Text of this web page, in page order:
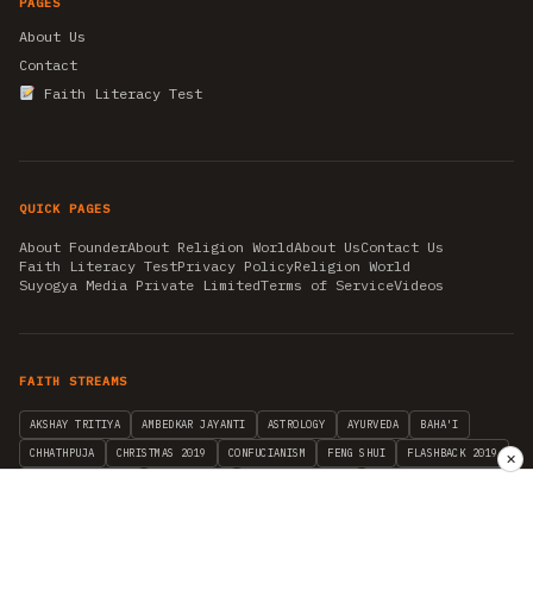
About Us
Contact
Faith Literacy Test
QUICK PAGES
About FounderAbout Religion WorldAbout UsContact Us
Faith Literacy TestPrivacy PolicyReligion World
Suyogya Media Private LimitedTerms of ServiceVideos
FAITH STREAMS
AKSHAY TRITIYA AMBEDKAR JAYANTI ASTROLOGY AYURVEDA BAHA'I
CHHATHPUJA CHRISTMAS 2019 CONFUCIANISM FENG SHUI FLASHBACK 2019 ✕